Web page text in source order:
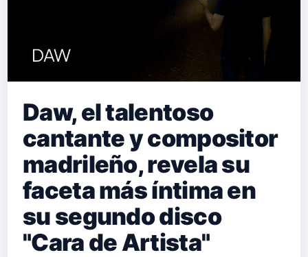
Daw, el talentoso
cantante y compositor
madrileño, revela su
faceta más íntima en
su segundo disco
"Cara de Artista"